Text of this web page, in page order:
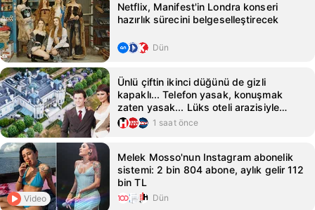
Netflix, Manifest'in Londra konseri
hazırlık sürecini belgeselleştirecek
Dün
Ünlü çiftin ikinci düğünü de gizli
kapaklı... Telefon yasak, konuşmak
zaten yasak... Lüks oteli arazisiyle
birlikte kapattılar!
1 saat önce
Video
Melek Mosso'nun Instagram abonelik
sistemi: 2 bin 804 abone, aylık gelir 112
bin TL
Dün